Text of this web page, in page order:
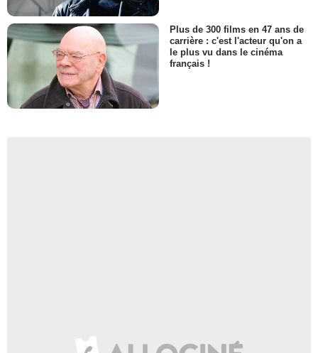
Plus de 300 films en 47 ans de
carrière : c'est l'acteur qu'on a
le plus vu dans le cinéma
français !